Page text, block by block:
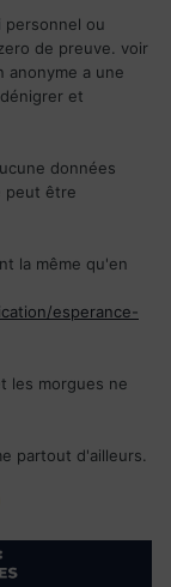
postes
et
beaucoup de
début de
la petite
On marche
de jobs à la con
mais il est
Lors de la
vaccination, le
n'ai jamais
bien
hôpital: dans la
15 heures
se
se la
aux
personnel ou
de preuve. voir
anonyme a une
et
données
peut être
la même qu'en
esperance-
les morgues ne
partout d'ailleurs.